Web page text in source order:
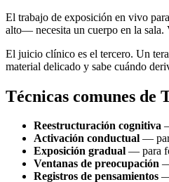
El trabajo de exposición en vivo
alto— necesita un cuerpo en la sala.
El juicio clínico es el tercero. Un
material delicado y sabe cuándo
Técnicas comunes de
Reestructuración cognitiva
Activación conductual —
Exposición gradual — para
Ventanas de preocupación
Registros de pensamientos —